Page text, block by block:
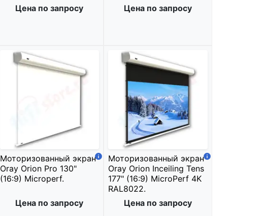
Цена по запросу
Цена по запросу
Моторизованный экран
Oray Orion Pro 130"
(16:9) Microperf.
Цена по запросу
Моторизованный экран
Oray Orion Inceiling Tens
177" (16:9) MicroPerf 4K
RAL8022.
Цена по запросу